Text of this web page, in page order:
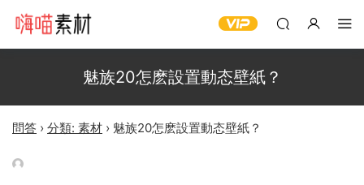
魅族20怎麽設置動态壁紙？
問答 › 分類: 素材 › 魅族20怎麽設置動态壁紙？